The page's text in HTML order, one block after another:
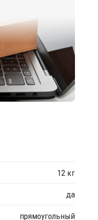
12 кг
да
прямоугольный